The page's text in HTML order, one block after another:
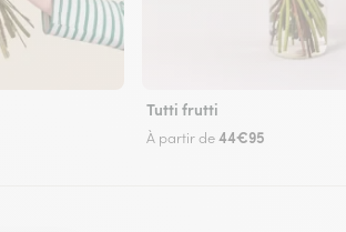
Tutti frutti
À partir de44€95